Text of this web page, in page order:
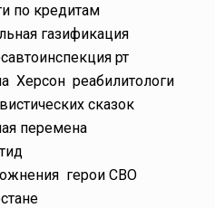
по кредитам
газификация
рт
Херсон реабилитологи
сказок
перемена
герои СВО